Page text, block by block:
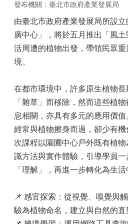
發布機關：臺北市政府產業發展局
由臺北市政府產業發展局所設
廣中心」，將於五月推出「風
活周遭的植物出發，帶領民眾
境。
在都市環境中，許多原生植物
「雜草」而移除，然而這些植
息相關，亦具有多元的應用價
經常與植物擦身而過，卻少有
次課程以園圃中心戶外既有植
識方法與實作體驗，引導學員
「理解」，再進一步轉化為生活
📌 感官探索：從視覺、嗅覺與
驗為植物命名，建立與自然的直